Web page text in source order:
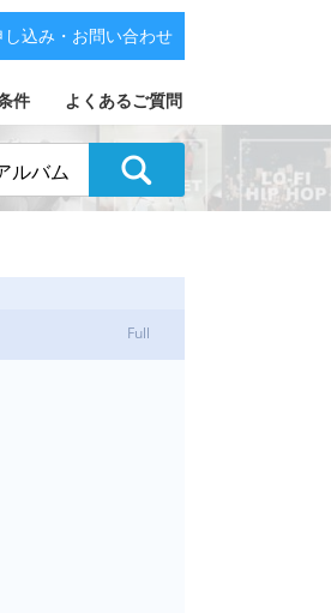
件 よくあるご質問
し込み・お問い合わせ
ルバム
Full